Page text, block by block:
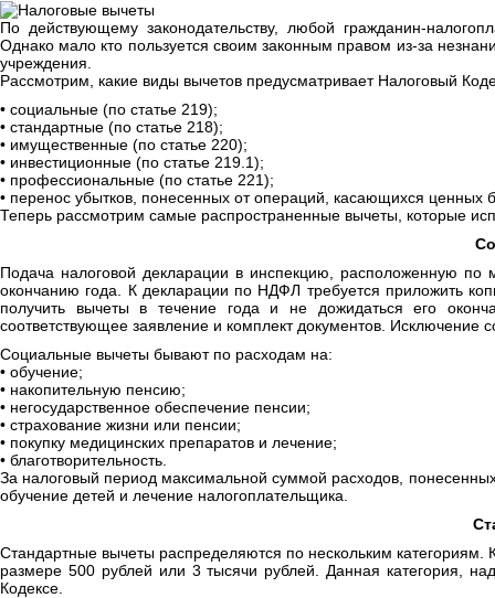
По действующему законодательству, любой гражданин-
Однако мало кто пользуется своим законным правом из-за
учреждения.
Рассмотрим, какие виды вычетов предусматривает Налоговый
• социальные (по статье 219);
• стандартные (по статье 218);
• имущественные (по статье 220);
• инвестиционные (по статье 219.1);
• профессиональные (по статье 221);
• перенос убытков, понесенных от операций, касающихся ценных
Теперь рассмотрим самые распространенные вычеты, которые
Подача налоговой декларации в инспекцию, расположенную по
окончанию года. К декларации по НДФЛ требуется приложить
получить вычеты в течение года и не дожидаться его
соответствующее заявление и комплект документов. Исключение
Социальные вычеты бывают по расходам на:
• обучение;
• накопительную пенсию;
• негосударственное обеспечение пенсии;
• страхование жизни или пенсии;
• покупку медицинских препаратов и лечение;
• благотворительность.
За налоговый период максимальной суммой расходов,
обучение детей и лечение налогоплательщика.
Стандартные вычеты распределяются по нескольким
размере 500 рублей или 3 тысячи рублей. Данная категория,
Кодексе.